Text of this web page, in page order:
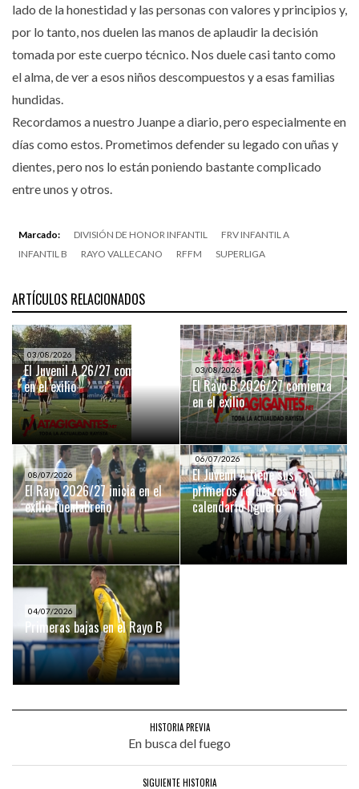
lado de la honestidad y las personas con valores y principios y,
por lo tanto, nos duelen las manos de aplaudir la decisión
tomada por este cuerpo técnico. Nos duele casi tanto como
el alma, de ver a esos niños descompuestos y a esas familias
hundidas.
Recordamos a nuestro Juanpe a diario, pero especialmente en
días como estos. Prometimos defender su legado con uñas y
dientes, pero nos lo están poniendo bastante complicado
entre unos y otros.
Marcado: DIVISIÓN DE HONOR INFANTIL
FRV INFANTIL A
INFANTIL B
RAYO VALLECANO RFFM SUPERLIGA
ARTÍCULOS RELACIONADOS
03/08/2026
El Juvenil A 26/27 comienza
en el exilio
03/08/2026
El Rayo B 2026/27 comienza
en el exilio
08/07/2026
El Rayo 2026/27 inicia en el
exilio fuenlabreño
06/07/2026
El Juvenil A tiene sus
primeros refuerzos y el
calendario liguero
04/07/2026
Primeras bajas en el Rayo B
HISTORIA PREVIA
En busca del fuego
SIGUIENTE HISTORIA